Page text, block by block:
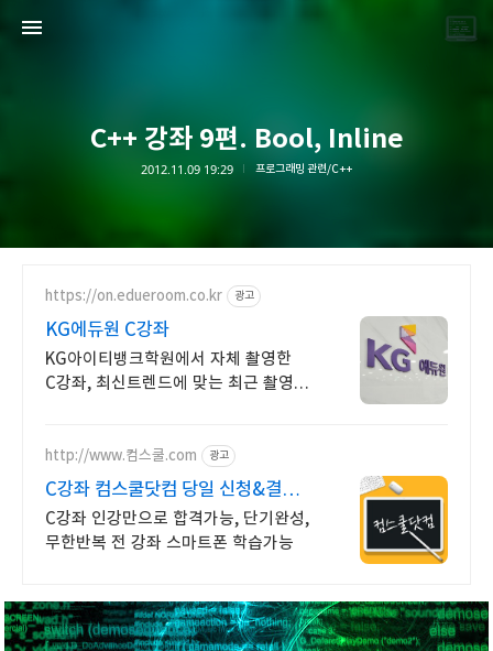
C++ 강좌 9편. Bool, Inline
2012.11.09 19:29 프로그래밍 관련/C++
https://on.edueroom.co.kr 광고
KG에듀원 C강좌
KG아이티뱅크학원에서 자체 촬영한
C강좌, 최신트렌드에 맞는 최근 촬영
http://www.컴스쿨.com 광고
C강좌 컴스쿨닷컴 당일 신청&결제시
기프티콘!
C강좌 인강만으로 합격가능, 단기완성,
무한반복 전 강좌 스마트폰 학습가능
끝나지 않는 프로그래밍 일기